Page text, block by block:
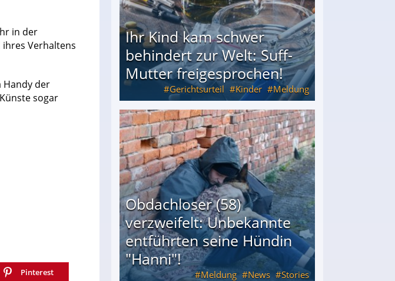
in der
Verhaltens
Handy der
sogar
Pinterest
Ihr Kind kam schwer
behindert zur Welt: Suff-
Mutter freigesprochen!
Gerichtsurteil Kinder Meldung
behindert zur Welt: Suff-Mutter freigesprochen!
Obdachloser (58)
verzweifelt: Unbekannte
entführten seine Hündin
"Hanni"!
Meldung News Stories